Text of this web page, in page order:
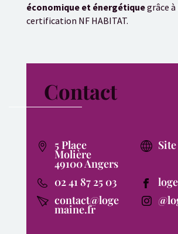
économique et énergétiquegrâce à
certification NF HABITAT.
Contact
5 Place
Molière
49100 Angers
02 41 87 25 03
contact@loge
maine.fr